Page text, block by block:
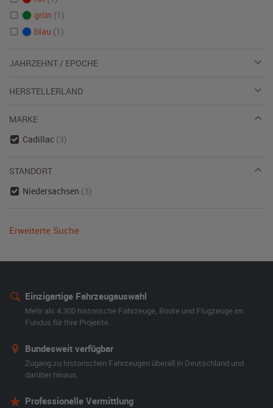
grün (1)
blau (1)
JAHRZEHNT / EPOCHE
HERSTELLERLAND
MARKE
Cadillac (3)
STANDORT
Niedersachsen (3)
Erweiterte Suche
Einzigartige Fahrzeugauswahl
Mehr als 4.300 historische Fahrzeuge, Boote und Flugzeuge im
Fundus für Ihre Projekte.
Bundesweit verfügbar
Zugang zu historischen Fahrzeugen überall in Deutschland und
darüber hinaus.
Professionelle Vermittlung